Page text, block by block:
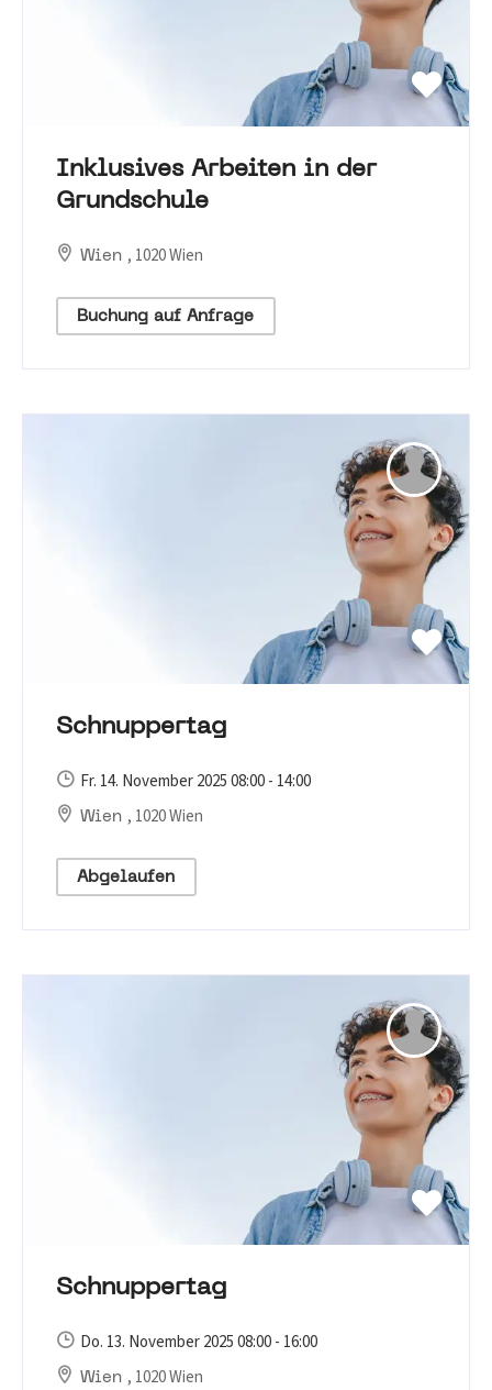
Inklusives Arbeiten in der
Grundschule
Wien , 1020 Wien
Buchung auf Anfrage
Schnuppertag
Fr. 14. November 2025 08:00 - 14:00
Wien , 1020 Wien
Abgelaufen
Schnuppertag
Do. 13. November 2025 08:00 - 16:00
Wien , 1020 Wien